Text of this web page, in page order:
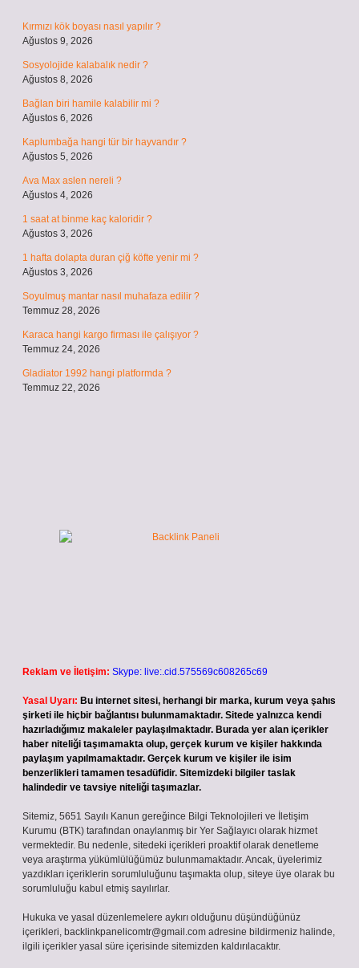
Kırmızı kök boyası nasıl yapılır ?
Ağustos 9, 2026
Sosyolojide kalabalık nedir ?
Ağustos 8, 2026
Bağlan biri hamile kalabilir mi ?
Ağustos 6, 2026
Kaplumbağa hangi tür bir hayvandır ?
Ağustos 5, 2026
Ava Max aslen nereli ?
Ağustos 4, 2026
1 saat at binme kaç kaloridir ?
Ağustos 3, 2026
1 hafta dolapta duran çiğ köfte yenir mi ?
Ağustos 3, 2026
Soyulmuş mantar nasıl muhafaza edilir ?
Temmuz 28, 2026
Karaca hangi kargo firması ile çalışıyor ?
Temmuz 24, 2026
Gladiator 1992 hangi platformda ?
Temmuz 22, 2026
Reklam ve İletişim: Skype: live:.cid.575569c608265c69
Yasal Uyarı: Bu internet sitesi, herhangi bir marka, kurum veya şahıs
şirketi ile hiçbir bağlantısı bulunmamaktadır. Sitede yalnızca kendi
hazırladığımız makaleler paylaşılmaktadır. Burada yer alan içerikler
haber niteliği taşımamakta olup, gerçek kurum ve kişiler hakkında
paylaşım yapılmamaktadır. Gerçek kurum ve kişiler ile isim
benzerlikleri tamamen tesadüfidir. Sitemizdeki bilgiler taslak
halindedir ve tavsiye niteliği taşımazlar.
Sitemiz, 5651 Sayılı Kanun gereğince Bilgi Teknolojileri ve İletişim
Kurumu (BTK) tarafından onaylanmış bir Yer Sağlayıcı olarak hizmet
vermektedir. Bu nedenle, sitedeki içerikleri proaktif olarak denetleme
veya araştırma yükümlülüğümüz bulunmamaktadır. Ancak, üyelerimiz
yazdıkları içeriklerin sorumluluğunu taşımakta olup, siteye üye olarak bu
sorumluluğu kabul etmiş sayılırlar.
Hukuka ve yasal düzenlemelere aykırı olduğunu düşündüğünüz
içerikleri, backlinkpanelicomtr@gmail.com adresine bildirmeniz halinde,
ilgili içerikler yasal süre içerisinde sitemizden kaldırılacaktır.